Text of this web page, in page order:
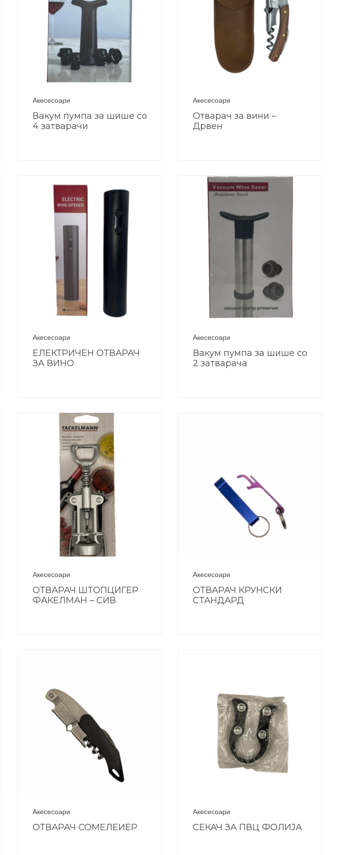
Акесесоари
Вакум пумпа за шише со
4 затварачи
Акесесоари
Отварач за вини –
Дрвен
Акесесоари
ЕЛЕКТРИЧЕН ОТВАРАЧ
ЗА ВИНО
Акесесоари
Вакум пумпа за шише со
2 затварача
Акесесоари
ОТВАРАЧ ШТОПЦИГЕР
ФАКЕЛМАН – СИВ
Акесесоари
ОТВАРАЧ КРУНСКИ
СТАНДАРД
Акесесоари
ОТВАРАЧ СОМЕЛЕИЕР
Акесесоари
СЕКАЧ ЗА ПВЦ ФОЛИЈА